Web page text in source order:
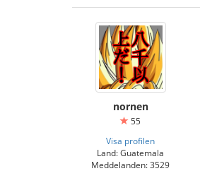
nornen
55
Visa profilen
Land: Guatemala
Meddelanden: 3529